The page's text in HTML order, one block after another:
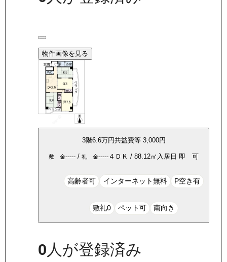
物件画像を見る
3階6.6万円共益費等 3,000円
敷 金----- / 礼 金----- ４ＤＫ / 88.12㎡ 入居日 即 可
高齢者可 インターネット無料 P空き有
敷礼0 ペット可 南向き
0 人が登録済み